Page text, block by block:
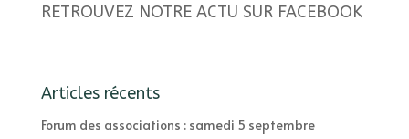
RETROUVEZ NOTRE ACTU SUR FACEBOOK
Articles récents
Forum des associations : samedi 5 septembre